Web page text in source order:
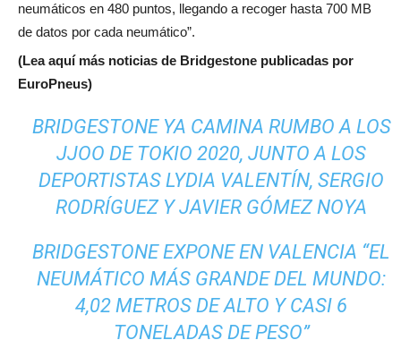
neumáticos en 480 puntos, llegando a recoger hasta 700 MB
de datos por cada neumático”.
(Lea aquí más noticias de Bridgestone publicadas por
EuroPneus)
BRIDGESTONE YA CAMINA RUMBO A LOS
JJOO DE TOKIO 2020, JUNTO A LOS
DEPORTISTAS LYDIA VALENTÍN, SERGIO
RODRÍGUEZ Y JAVIER GÓMEZ NOYA
BRIDGESTONE EXPONE EN VALENCIA “EL
NEUMÁTICO MÁS GRANDE DEL MUNDO:
4,02 METROS DE ALTO Y CASI 6
TONELADAS DE PESO”